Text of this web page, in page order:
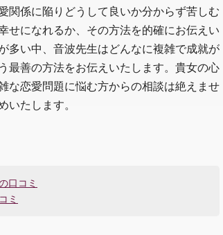
関係に陥りどうして良いか分からず苦しむ
せになれるか、その方法を的確にお伝えい
多い中、音波先生はどんなに複雑で成就が
最善の方法をお伝えいたします。貴女の心
な恋愛問題に悩む方からの相談は絶えませ
いたします。
口コミ
ミ